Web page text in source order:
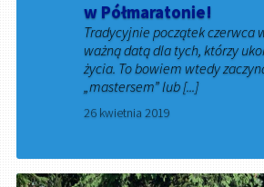
w Półmaratonie!
Tradycyjnie początek czerwca
ważną datą dla tych, którzy
życia. To bowiem wtedy
„mastersem” lub [...]
26 kwietnia 2019